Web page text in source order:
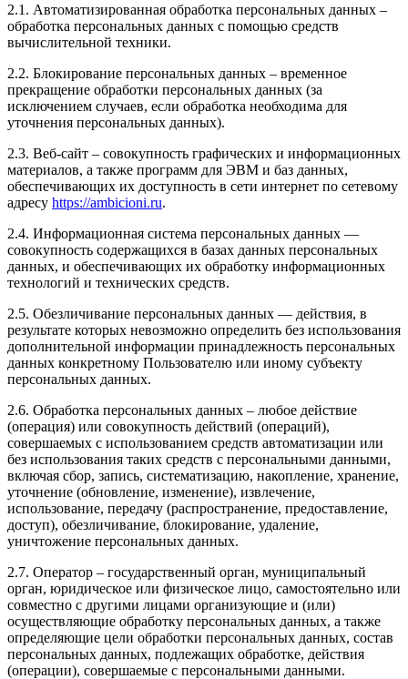
2.1. Автоматизированная обработка персональных данных –
обработка персональных данных с помощью средств
вычислительной техники.
2.2. Блокирование персональных данных – временное
прекращение обработки персональных данных (за
исключением случаев, если обработка необходима для
уточнения персональных данных).
2.3. Веб-сайт – совокупность графических и информационных
материалов, а также программ для ЭВМ и баз данных,
обеспечивающих их доступность в сети интернет по сетевому
адресу https://ambicioni.ru.
2.4. Информационная система персональных данных —
совокупность содержащихся в базах данных персональных
данных, и обеспечивающих их обработку информационных
технологий и технических средств.
2.5. Обезличивание персональных данных — действия, в
результате которых невозможно определить без использования
дополнительной информации принадлежность персональных
данных конкретному Пользователю или иному субъекту
персональных данных.
2.6. Обработка персональных данных – любое действие
(операция) или совокупность действий (операций),
совершаемых с использованием средств автоматизации или
без использования таких средств с персональными данными,
включая сбор, запись, систематизацию, накопление, хранение,
уточнение (обновление, изменение), извлечение,
использование, передачу (распространение, предоставление,
доступ), обезличивание, блокирование, удаление,
уничтожение персональных данных.
2.7. Оператор – государственный орган, муниципальный
орган, юридическое или физическое лицо, самостоятельно или
совместно с другими лицами организующие и (или)
осуществляющие обработку персональных данных, а также
определяющие цели обработки персональных данных, состав
персональных данных, подлежащих обработке, действия
(операции), совершаемые с персональными данными.